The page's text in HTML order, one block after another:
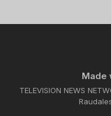
Made
TELEVISION NEWS